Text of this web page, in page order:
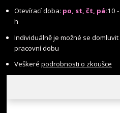
Otevírací doba: po, st, čt, pá:10
h
Individuálně je možné se domluvit
pracovní dobu
Veškerépodrobnosti o zkoušce